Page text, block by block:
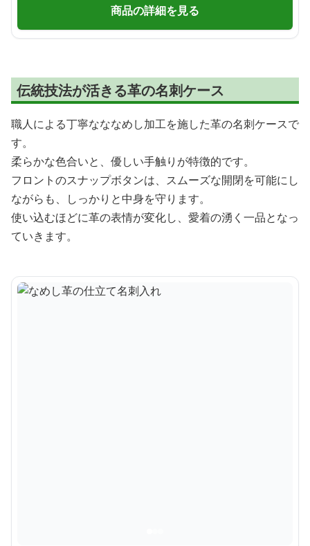
商品の詳細を見る
伝統技法が活きる革の名刺ケース
職人による丁寧なななめし加工を施した革の名刺ケースで
す。
柔らかな色合いと、優しい手触りが特徴的です。
フロントのスナップボタンは、スムーズな開閉を可能にし
ながらも、しっかりと中身を守ります。
使い込むほどに革の表情が変化し、愛着の湧く一品となっ
ていきます。